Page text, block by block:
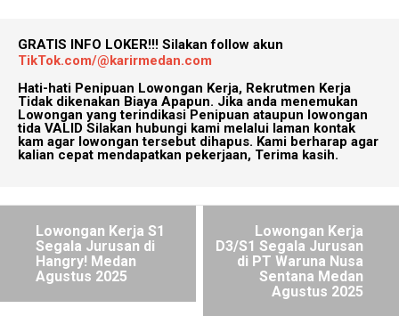
GRATIS INFO LOKER!!! Silakan follow akun
TikTok.com/@karirmedan.com
Hati-hati Penipuan Lowongan Kerja, Rekrutmen Kerja
Tidak dikenakan Biaya Apapun. Jika anda menemukan
Lowongan yang terindikasi Penipuan ataupun lowongan
tida VALID Silakan hubungi kami melalui laman kontak
kam agar lowongan tersebut dihapus. Kami berharap agar
kalian cepat mendapatkan pekerjaan, Terima kasih.
Lowongan Kerja S1
Segala Jurusan di
Hangry! Medan
Agustus 2025
Lowongan Kerja
D3/S1 Segala Jurusan
di PT Waruna Nusa
Sentana Medan
Agustus 2025